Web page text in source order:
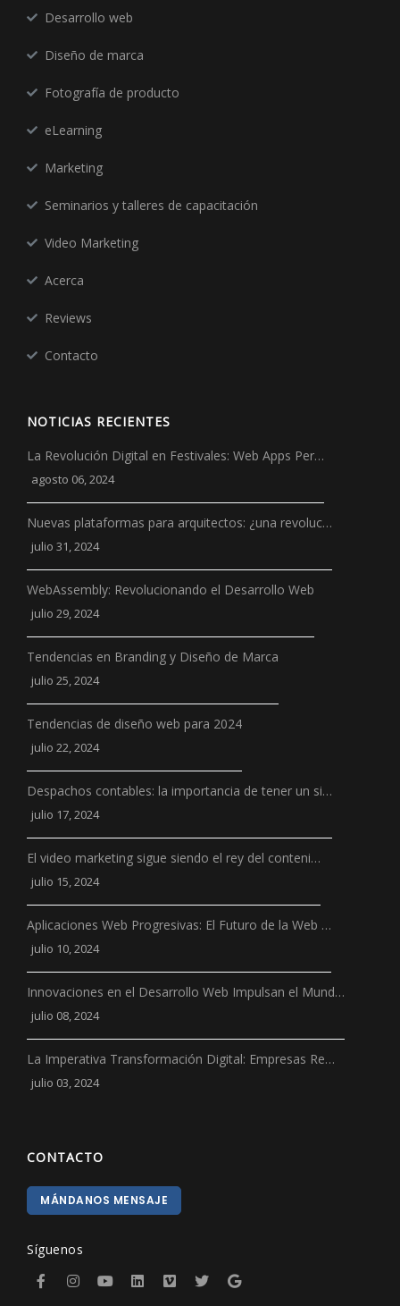
Desarrollo web
Diseño de marca
Fotografía de producto
eLearning
Marketing
Seminarios y talleres de capacitación
Video Marketing
Acerca
Reviews
Contacto
NOTICIAS RECIENTES
La Revolución Digital en Festivales: Web Apps Per…
agosto 06, 2024
Nuevas plataformas para arquitectos: ¿una revoluc…
julio 31, 2024
WebAssembly: Revolucionando el Desarrollo Web
julio 29, 2024
Tendencias en Branding y Diseño de Marca
julio 25, 2024
Tendencias de diseño web para 2024
julio 22, 2024
Despachos contables: la importancia de tener un si…
julio 17, 2024
El video marketing sigue siendo el rey del conteni…
julio 15, 2024
Aplicaciones Web Progresivas: El Futuro de la Web …
julio 10, 2024
Innovaciones en el Desarrollo Web Impulsan el Mund…
julio 08, 2024
La Imperativa Transformación Digital: Empresas Re…
julio 03, 2024
CONTACTO
MÁNDANOS MENSAJE
Síguenos